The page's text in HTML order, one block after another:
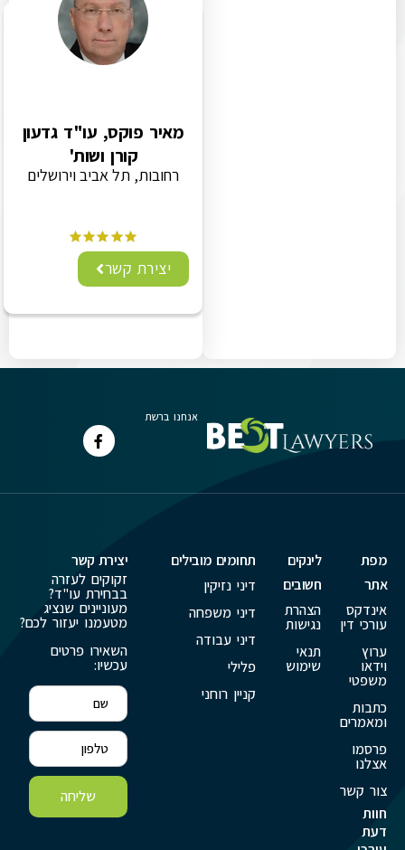
מאיר פוקס, עו"ד גדעון
קורן ושות'
רחובות, תל אביב וירושלים
יצירת קשר
אנחנו ברשת
מפת
אתר
אינדקס
עורכי דין
ערוץ
וידאו
משפטי
כתבות
ומאמרים
פרסמו
אצלנו
צור קשר
חוות
דעת
לינקים
חשובים
הצהרת
נגישות
תנאי
שימוש
תחומים מובילים
דיני נזיקין
דיני משפחה
דיני עבודה
פלילי
קניין רוחני
יצירת קשר
זקוקים לעזרה
בבחירת עו"ד?
מעוניינים שנציג
מטעמנו יעזור לכם?
השאירו פרטים
עכשיו:
שליחה